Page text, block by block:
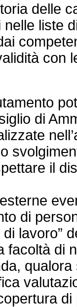
delle
liste
con
di
il
di
di lavoro”
facoltà di